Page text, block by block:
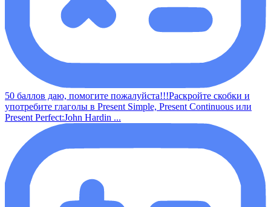
50 баллов даю, помогите пожалуйста!!!Раскройте скобки и
употребите глаголы в Present Simple, Present Continuous или
Present Perfect:John Hardin ...